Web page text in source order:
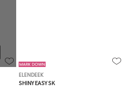
ELENDEEK
SHINY EASY SK